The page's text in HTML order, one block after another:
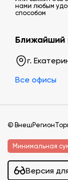
нами любым
способом
Ближайший
г.
Все офисы
©
Минимальная
Версия